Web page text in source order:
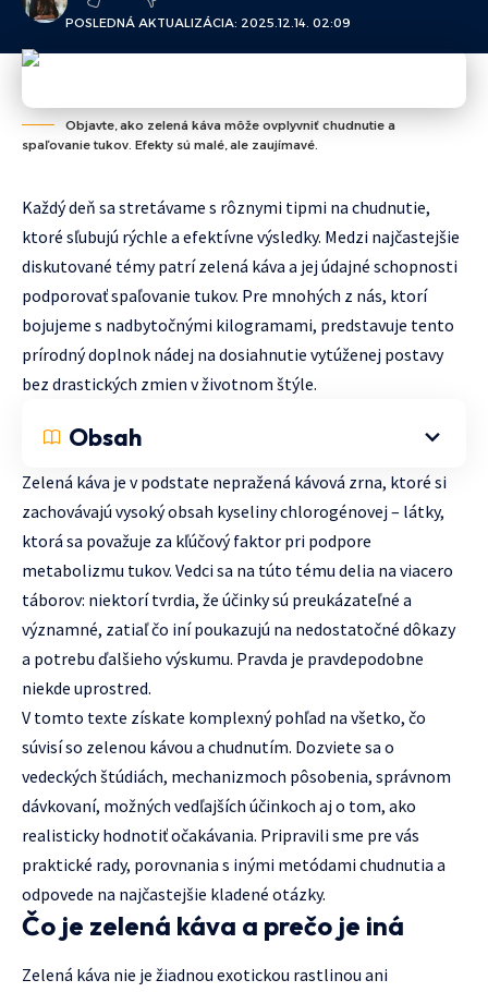
POSLEDNÁ AKTUALIZÁCIA: 2025.12.14. 02:09
Objavte, ako zelená káva môže ovplyvniť chudnutie a
spaľovanie tukov. Efekty sú malé, ale zaujímavé.
Každý deň sa stretávame s rôznymi tipmi na chudnutie,
ktoré sľubujú rýchle a efektívne výsledky. Medzi najčastejšie
diskutované témy patrí zelená káva a jej údajné schopnosti
podporovať spaľovanie tukov. Pre mnohých z nás, ktorí
bojujeme s nadbytočnými kilogramami, predstavuje tento
prírodný doplnok nádej na dosiahnutie vytúženej postavy
bez drastických zmien v životnom štýle.
Obsah
Zelená káva je v podstate nepražená kávová zrna, ktoré si
zachovávajú vysoký obsah kyseliny chlorogénovej – látky,
ktorá sa považuje za kľúčový faktor pri podpore
metabolizmu tukov. Vedci sa na túto tému delia na viacero
táborov: niektorí tvrdia, že účinky sú preukázateľné a
významné, zatiaľ čo iní poukazujú na nedostatočné dôkazy
a potrebu ďalšieho výskumu. Pravda je pravdepodobne
niekde uprostred.
V tomto texte získate komplexný pohľad na všetko, čo
súvisí so zelenou kávou a chudnutím. Dozviete sa o
vedeckých štúdiách, mechanizmoch pôsobenia, správnom
dávkovaní, možných vedľajších účinkoch aj o tom, ako
realisticky hodnotiť očakávania. Pripravili sme pre vás
praktické rady, porovnania s inými metódami chudnutia a
odpovede na najčastejšie kladené otázky.
Čo je zelená káva a prečo je iná
Zelená káva nie je žiadnou exotickou rastlinou ani